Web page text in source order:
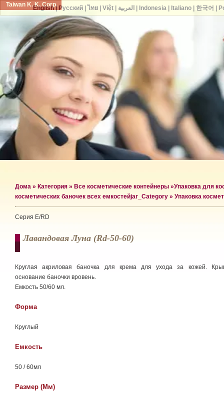
Taiwan K. K. Corp.
Дома » Категория » Все косметические контейнеры »Упаковка для
косметических баночек всех емкостейjar_Category » Упаковка
Серия E/RD
Лавандовая Луна (rd-50-60)
Круглая акриловая баночка для крема для ухода за кожей.
основание баночки вровень.
Емкость 50/60 мл.
Форма
Круглый
Емкость
50 / 60мл
Размер (мм)
English| Русский| ไทย| Việt| العربية Indonesia| Italiano| 한국어